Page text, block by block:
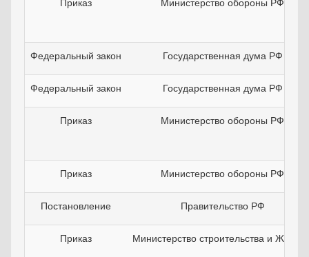
Федеральный закон Государственная дума РФ
Федеральный закон Государственная дума РФ
Приказ Министерство обороны РФ
Приказ Министерство обороны РФ
Постановление Правительство РФ
Приказ Министерство строительства и ЖКХ